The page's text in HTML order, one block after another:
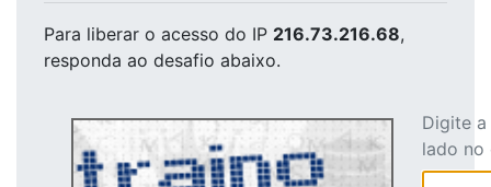
Para liberar o acesso do IP 216.73.216.68,
responda ao desafio abaixo.
Digite
lado no